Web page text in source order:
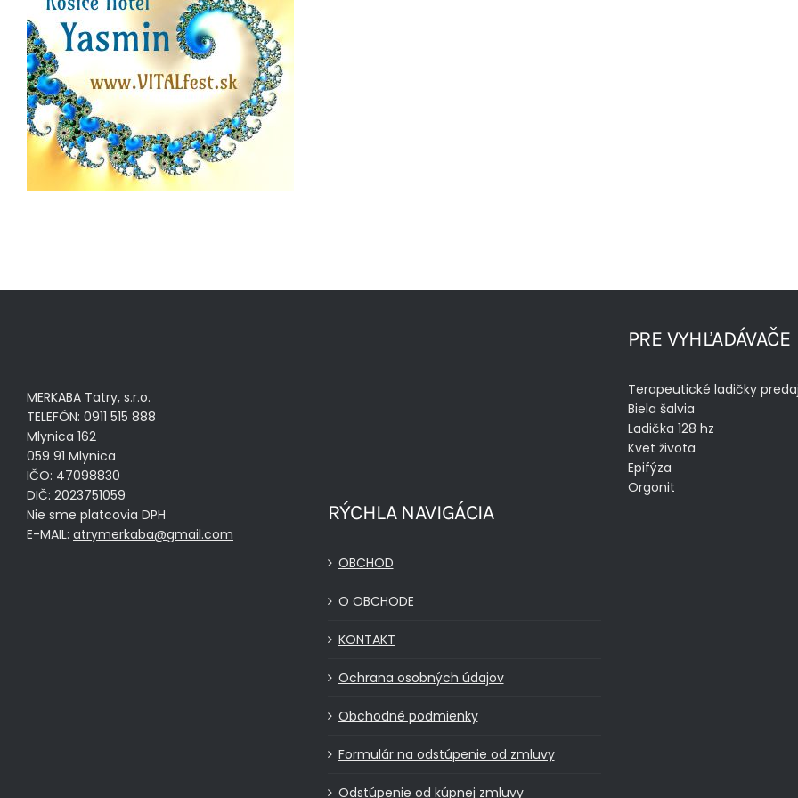
MERKABA Tatry, s.r.o.
TELEFÓN: 0911 515 888
Mlynica 162
059 91 Mlynica
IČO: 47098830
DIČ: 2023751059
Nie sme platcovia DPH
E-MAIL: atrymerkaba@gmail.com
PRE VYHĽADÁVAČE
Terapeutické ladičky
Biela šalvia
Ladička 128 hz
Kvet života
Epifýza
Orgonit
RÝCHLA NAVIGÁCIA
OBCHOD
O OBCHODE
KONTAKT
Ochrana osobných údajov
Obchodné podmienky
Formulár na odstúpenie od zmluvy
Odstúpenie od kúpnej zmluvy